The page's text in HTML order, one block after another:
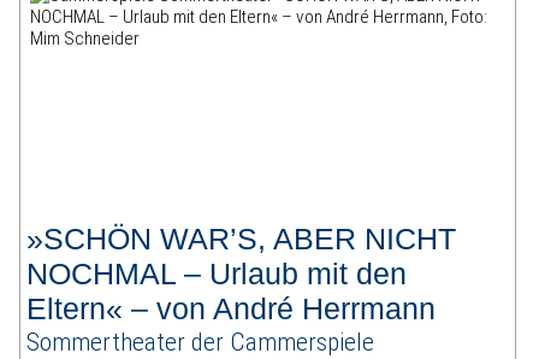
»SCHÖN WAR’S, ABER NICHT
NOCHMAL – Urlaub mit den
Eltern« – von André Herrmann
Sommertheater der Cammerspiele